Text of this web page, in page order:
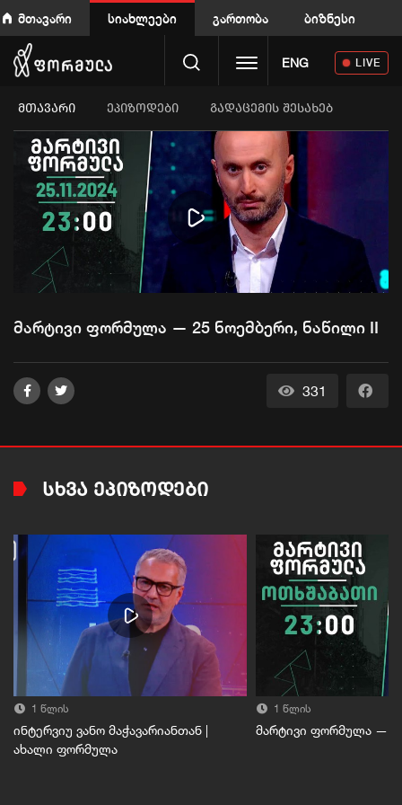
მთავარი სიახლეები გართობა ბიზნესი
Toggle navigation
ENG LIVE
ᲛᲗᲐᲕᲐᲠᲘ ეპიზოდები გადაცემის შესახებ
Play
Video
მარტივი ფორმულა — 25 ნოემბერი, ნაწილი II
331
ᲡᲮᲕᲐ ᲔᲞᲘᲖᲝᲓᲔᲑᲘ
1 წლის
ინტერვიუ ვანო მაჭავარიანთან |
ახალი ფორმულა
1 წლის
მარტივი ფორმულა —